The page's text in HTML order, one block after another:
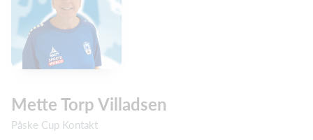
Mette Torp Villadsen
Påske Cup Kontakt